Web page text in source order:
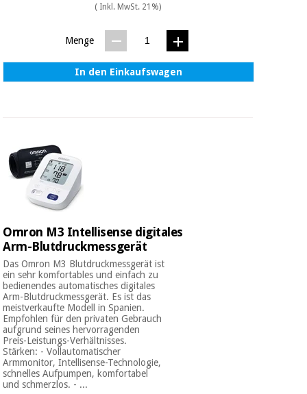
( Inkl. MwSt. 21%)
Menge
In den Einkaufswagen
Omron M3 Intellisense digitales
Arm-Blutdruckmessgerät
Das Omron M3 Blutdruckmessgerät ist
ein sehr komfortables und einfach zu
bedienendes automatisches digitales
Arm-Blutdruckmessgerät. Es ist das
meistverkaufte Modell in Spanien.
Empfohlen für den privaten Gebrauch
aufgrund seines hervorragenden
Preis-Leistungs-Verhältnisses.
Stärken: - Vollautomatischer
Armmonitor, Intellisense-Technologie,
schnelles Aufpumpen, komfortabel
und schmerzlos. - ...